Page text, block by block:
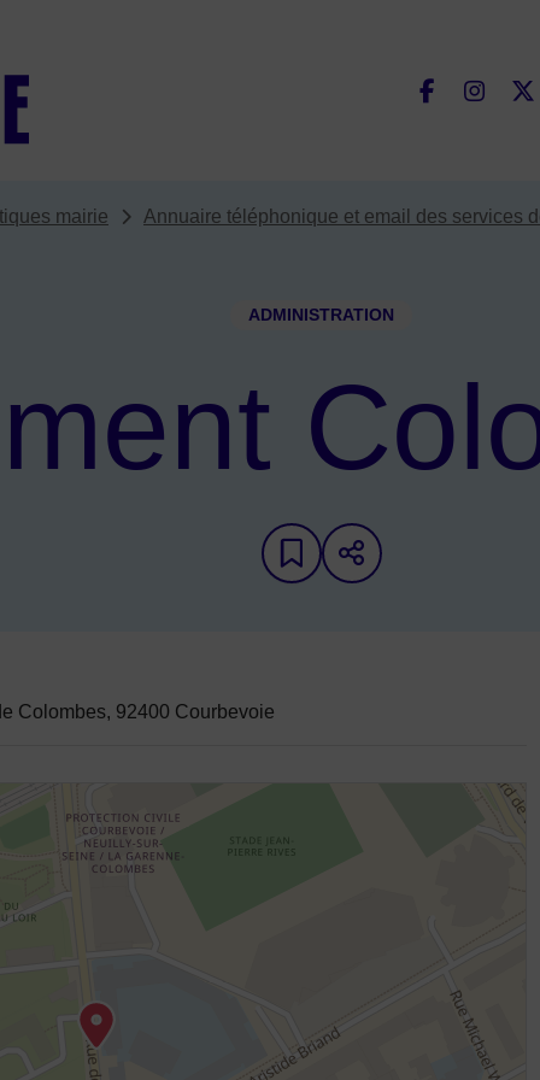
mairie Annuaire téléphonique et email des services
ADMINISTRATION
Ajouter aux favoris
Partager sur
d'annuaire
Colombes, 92400 Courbevoie